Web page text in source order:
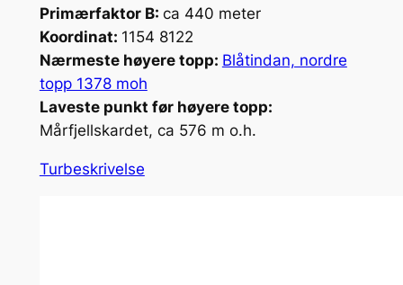
Primærfaktor B: ca 440 meter
Koordinat: 1154 8122
Nærmeste høyere topp: Blåtindan, nordre
topp 1378 moh
Laveste punkt før høyere topp:
Mårfjellskardet, ca 576 m o.h.
Turbeskrivelse